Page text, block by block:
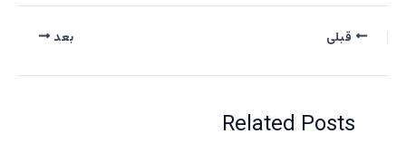
قبلی بعد
Related Posts